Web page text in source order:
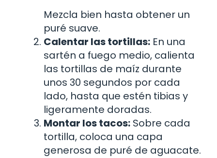
Mezcla bien hasta obtener un
puré suave.
Calentar las tortillas: En una
sartén a fuego medio, calienta
las tortillas de maíz durante
unos 30 segundos por cada
lado, hasta que estén tibias y
ligeramente doradas.
Montar los tacos: Sobre cada
tortilla, coloca una capa
generosa de puré de aguacate.